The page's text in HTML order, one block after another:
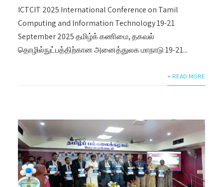
ICTCIT 2025 International Conference on Tamil
Computing and Information Technology 19-21
September 2025 தமிழ்க் கணிமை, தகவல்
தொழில்நுட்பத்திற்கான அனைத்துலக மாநாடு 19-21...
+ READ MORE